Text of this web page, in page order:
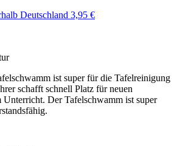
Deutschland 3,95 €
ist super für die Tafelreinigung
schafft schnell Platz für neuen
Der Tafelschwamm ist super